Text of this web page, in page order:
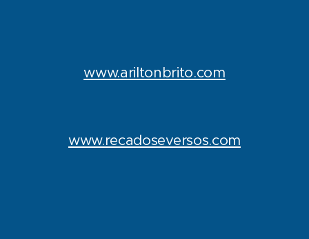
www.ariltonbrito.com
www.recadoseversos.com